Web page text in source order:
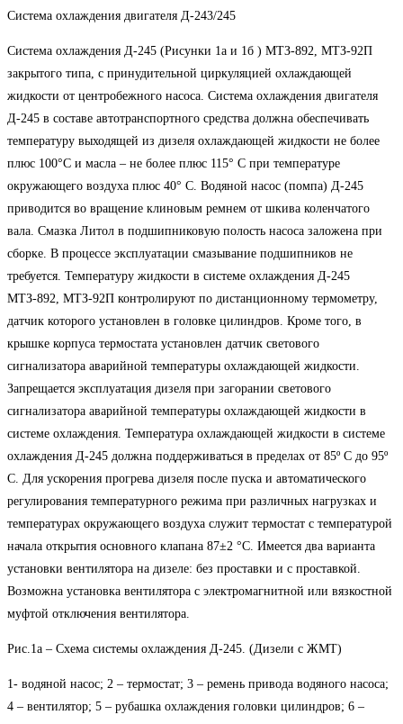
Система охлаждения двигателя Д-243/245
Система охлаждения Д-245 (Рисунки 1а и 1б ) МТЗ-892, МТЗ-92П
закрытого типа, с принудительной циркуляцией охлаждающей
жидкости от центробежного насоса. Система охлаждения двигателя
Д-245 в составе автотранспортного средства должна обеспечивать
температуру выходящей из дизеля охлаждающей жидкости не более
плюс 100°С и масла – не более плюс 115° С при температуре
окружающего воздуха плюс 40° С. Водяной насос (помпа) Д-245
приводится во вращение клиновым ремнем от шкива коленчатого
вала. Смазка Литол в подшипниковую полость насоса заложена при
сборке. В процессе эксплуатации смазывание подшипников не
требуется. Температуру жидкости в системе охлаждения Д-245
МТЗ-892, МТЗ-92П контролируют по дистанционному термометру,
датчик которого установлен в головке цилиндров. Кроме того, в
крышке корпуса термостата установлен датчик светового
сигнализатора аварийной температуры охлаждающей жидкости.
Запрещается эксплуатация дизеля при загорании светового
сигнализатора аварийной температуры охлаждающей жидкости в
системе охлаждения. Температура охлаждающей жидкости в системе
охлаждения Д-245 должна поддерживаться в пределах от 85º С до 95º
С. Для ускорения прогрева дизеля после пуска и автоматического
регулирования температурного режима при различных нагрузках и
температурах окружающего воздуха служит термостат с температурой
начала открытия основного клапана 87±2 °С. Имеется два варианта
установки вентилятора на дизеле: без проставки и с проставкой.
Возможна установка вентилятора с электромагнитной или вязкостной
муфтой отключения вентилятора.
Рис.1а – Схема системы охлаждения Д-245. (Дизели с ЖМТ)
1- водяной насос; 2 – термостат; 3 – ремень привода водяного насоса;
4 – вентилятор; 5 – рубашка охлаждения головки цилиндров; 6 –